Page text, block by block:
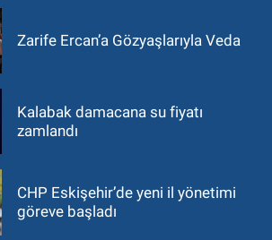
Zarife Ercan’a Gözyaşlarıyla Veda
Kalabak damacana su fiyatı
zamlandı
CHP Eskişehir’de yeni il yönetimi
göreve başladı